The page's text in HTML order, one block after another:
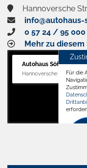
Hannoversche
info@autohaus-
0 57 24 / 95 000
Mehr zu
Autohaus Söffker
Hannoversche Str. 34,Für die